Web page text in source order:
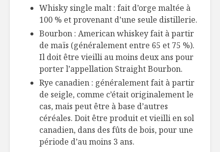
Whisky single malt : fait d’orge maltée à
100 % et provenant d’une seule distillerie.
Bourbon : American whiskey fait à partir
de maïs (généralement entre 65 et 75 %).
Il doit être vieilli au moins deux ans pour
porter l’appellation Straight Bourbon.
Rye canadien : généralement fait à partir
de seigle, comme c’était originalement le
cas, mais peut être à base d’autres
céréales. Doit être produit et vieilli en sol
canadien, dans des fûts de bois, pour une
période d’au moins 3 ans.